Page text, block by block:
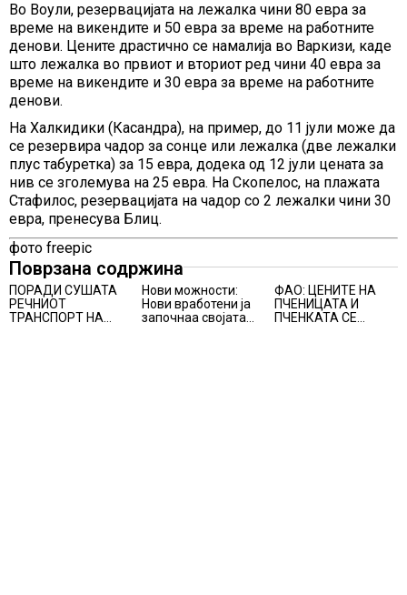
Во Воули, резервацијата на лежалка чини 80 евра за
време на викендите и 50 евра за време на работните
денови. Цените драстично се намалија во Варкизи, каде
што лежалка во првиот и вториот ред чини 40 евра за
време на викендите и 30 евра за време на работните
денови.
На Халкидики (Касандра), на пример, до 11 јули може да
се резервира чадор за сонце или лежалка (две лежалки
плус табуретка) за 15 евра, додека од 12 јули цената за
нив се зголемува на 25 евра. На Скопелос, на плажата
Стафилос, резервацијата на чадор со 2 лежалки чини 30
евра, пренесува Блиц.
фото freepic
Поврзана содржина
ПОРАДИ СУШАТА
РЕЧНИОТ
ТРАНСПОРТ НА
Нови можности:
Нови вработени ја
започнаа својата
ФАО: ЦЕНИТЕ НА
ПЧЕНИЦАТА И
ПЧЕНКАТА СЕ